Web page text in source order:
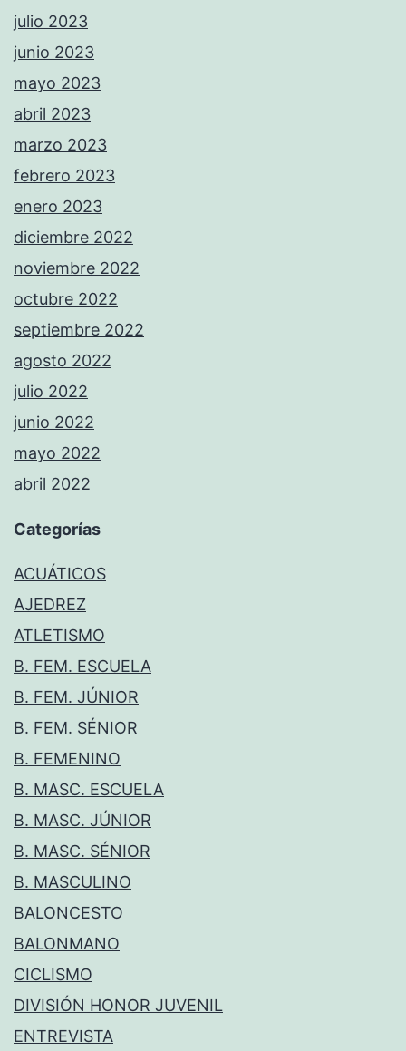
julio 2023
junio 2023
mayo 2023
abril 2023
marzo 2023
febrero 2023
enero 2023
diciembre 2022
noviembre 2022
octubre 2022
septiembre 2022
agosto 2022
julio 2022
junio 2022
mayo 2022
abril 2022
Categorías
ACUÁTICOS
AJEDREZ
ATLETISMO
B. FEM. ESCUELA
B. FEM. JÚNIOR
B. FEM. SÉNIOR
B. FEMENINO
B. MASC. ESCUELA
B. MASC. JÚNIOR
B. MASC. SÉNIOR
B. MASCULINO
BALONCESTO
BALONMANO
CICLISMO
DIVISIÓN HONOR JUVENIL
ENTREVISTA